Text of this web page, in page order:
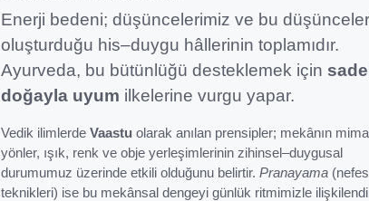
Enerji bedeni; düşüncelerimiz ve bu
oluşturduğu his–duygu hâllerinin toplamıdır.
Ayurveda, bu bütünlüğü desteklemek için
doğayla uyum ilkelerine vurgu yapar.
Vedik ilimlerde Vaastu olarak anılan prensipler; mekânın
yönler, ışık, renk ve obje yerleşimlerinin zihinsel–duygusal
durumumuz üzerinde etkili olduğunu belirtir. Pranayama (nefes
teknikleri) ise bu mekânsal dengeyi günlük ritmimizle